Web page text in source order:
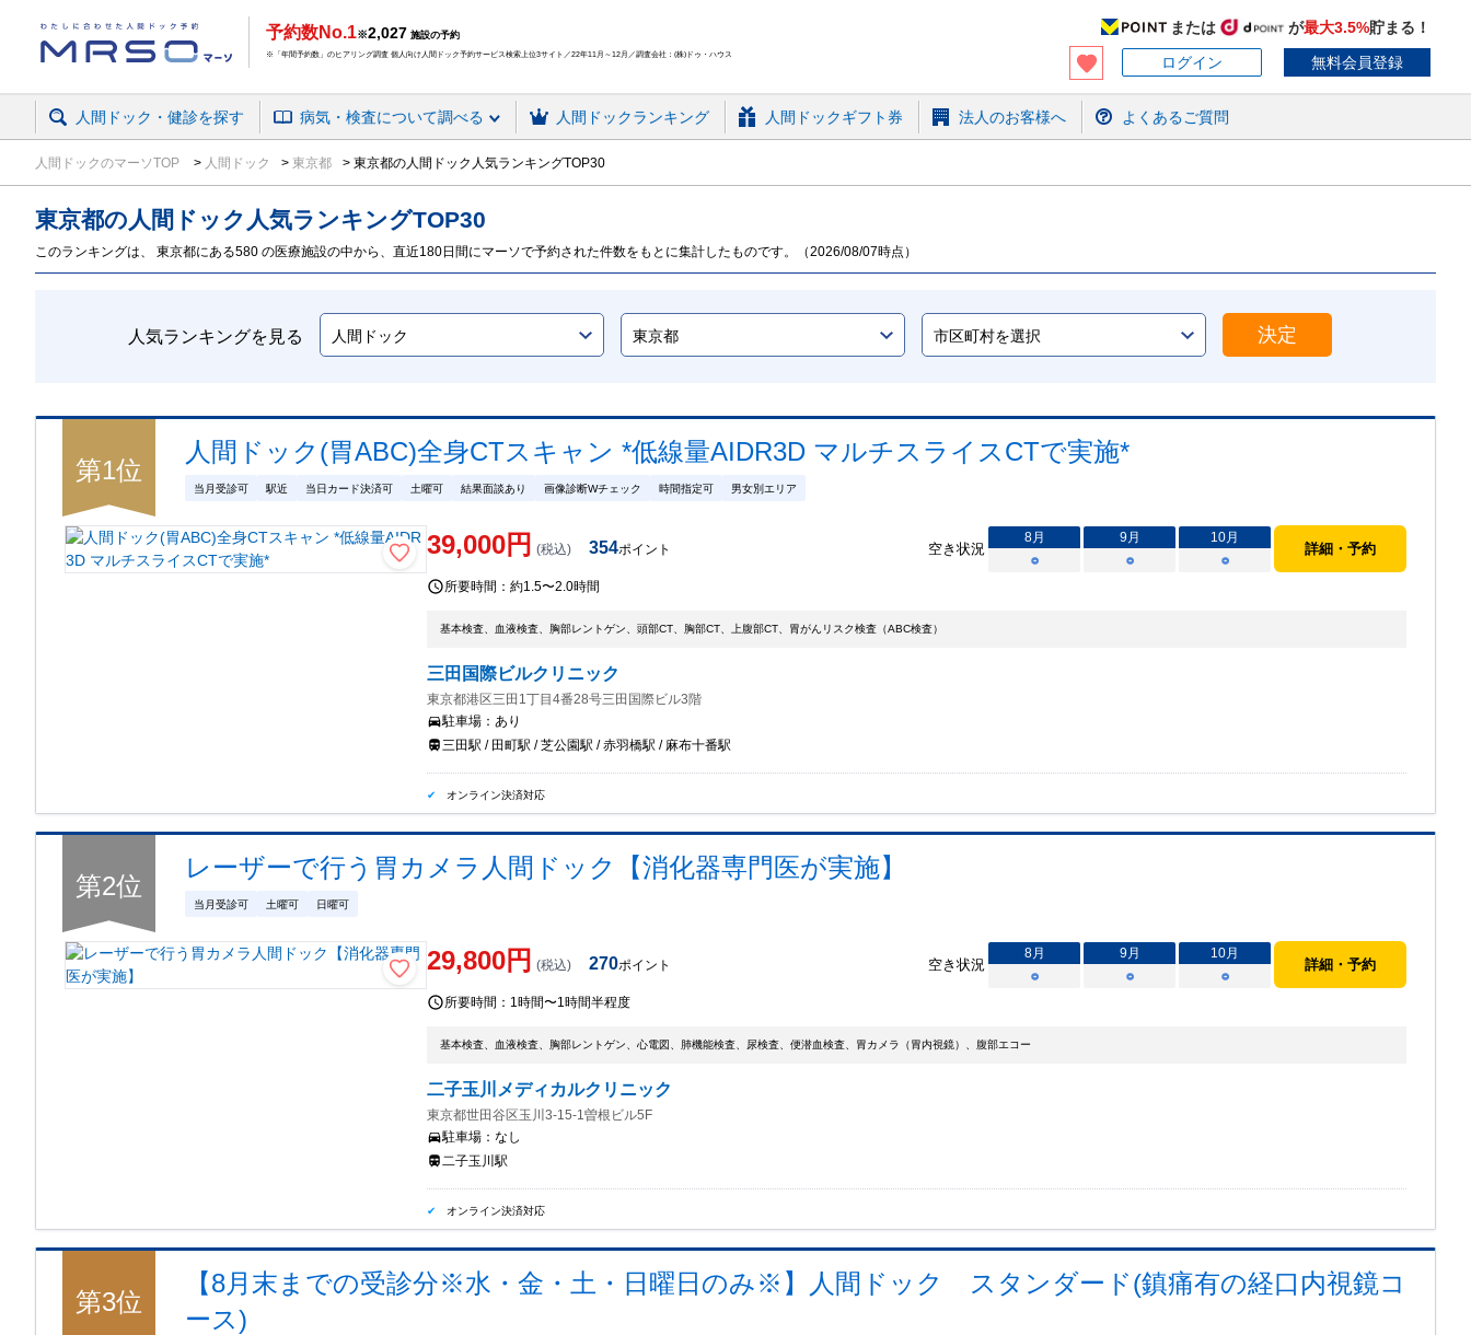
予約数No.1※2,027 施設の予約
※「年間予約数」のヒアリング調査 個人向け人間ドック予約サービス検索上位3サイト／22年11月～12月／調査会社：(株)ドゥ・ハウス
または が最大3.5%貯まる！
ログイン
無料会員登録
人間ドック・健診を探す 病気・検査について調べる 人間ドックランキング 人間ドックギフト券 法人のお客様へ よくあるご質問
人間ドックのマーソTOP 人間ドック 東京都 東京都の人間ドック人気ランキングTOP30
東京都の人間ドック 人気ランキングTOP30
このランキングは、 東京都にある580 の医療施設の中から、直近180日間にマーソで予約された件数をもとに集計したものです。（2026/08/07時点）
人気ランキングを見る 決定
第1位
人間ドック(胃ABC)全身CTスキャン *低線量AIDR3D マルチスライスCTで実施*
当月受診可 駅近 当日カード決済可 土曜可 結果面談あり 画像診断Wチェック 時間指定可 男女別エリア
39,000円 (税込) 354ポイント 空き状況
8月 9月 10月
○
○ ○
詳細・予約
所要時間：約1.5〜2.0時間
基本検査、血液検査、胸部レントゲン、頭部CT、胸部CT、上腹部CT、胃がんリスク検査（ABC検査）
三田国際ビルクリニック
東京都港区三田1丁目4番28号三田国際ビル3階
駐車場：あり
三田駅 / 田町駅 / 芝公園駅 / 赤羽橋駅 / 麻布十番駅
オンライン決済対応
第2位
レーザーで行う胃カメラ人間ドック【消化器専門医が実施】
当月受診可 土曜可 日曜可
29,800円 (税込) 270ポイント 空き状況
8月 9月 10月
○
○ ○
詳細・予約
所要時間： 1時間〜1時間半程度
基本検査、血液検査、胸部レントゲン、心電図、肺機能検査、尿検査、便潜血検査、胃カメラ（胃内視鏡）、腹部エコー
二子玉川メディカルクリニック
東京都世田谷区玉川3-15-1曽根ビル5F
駐車場：なし
二子玉川駅
オンライン決済対応
第3位
【8月末までの受診分※水・金・土・日曜日のみ※】人間ドック スタンダード(鎮痛有の経口内視鏡コ
ース)